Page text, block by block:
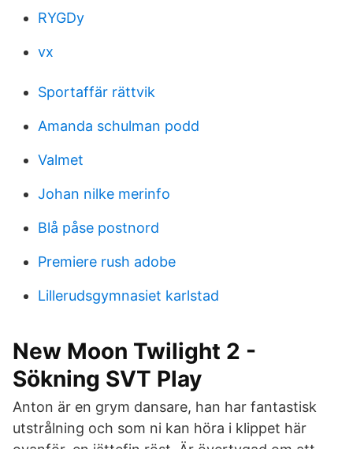
RYGDy
vx
Sportaffär rättvik
Amanda schulman podd
Valmet
Johan nilke merinfo
Blå påse postnord
Premiere rush adobe
Lillerudsgymnasiet karlstad
New Moon Twilight 2 -
Sökning SVT Play
Anton är en grym dansare, han har fantastisk
utstrålning och som ni kan höra i klippet här